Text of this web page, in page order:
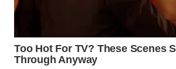
WN